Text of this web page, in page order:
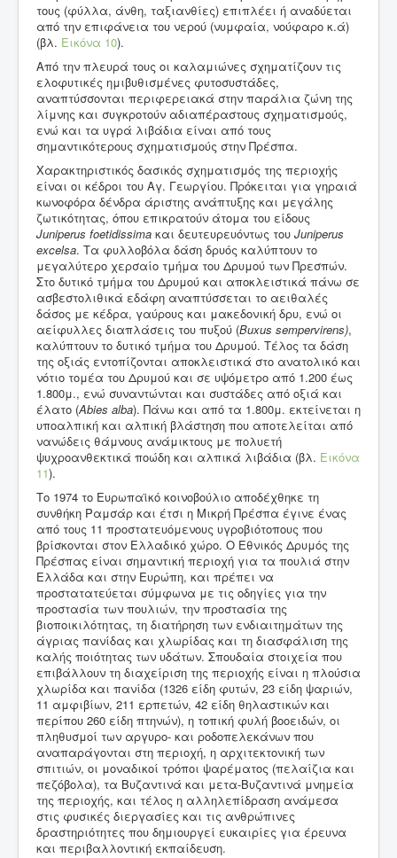
τους (φύλλα, άνθη, ταξιανθίες) επιπλέει ή αναδύεται
από την επιφάνεια του νερού (νυμφαία, νούφαρο κ.ά)
(βλ. Εικόνα 10).
Από την πλευρά τους οι καλαμιώνες σχηματίζουν τις
ελοφυτικές ημιβυθισμένες φυτοσυστάδες,
αναπτύσσονται περιφερειακά στην παράλια ζώνη της
λίμνης και συγκροτούν αδιαπέραστους σχηματισμούς,
ενώ και τα υγρά λιβάδια είναι από τους
σημαντικότερους σχηματισμούς στην Πρέσπα.
Χαρακτηριστικός δασικός σχηματισμός της περιοχής
είναι οι κέδροι του Αγ. Γεωργίου. Πρόκειται για γηραιά
κωνοφόρα δένδρα άριστης ανάπτυξης και μεγάλης
ζωτικότητας, όπου επικρατούν άτομα του είδους
Juniperus foetidissima και δευτευρευόντως του Juniperus
excelsa. Τα φυλλοβόλα δάση δρυός καλύπτουν το
μεγαλύτερο χερσαίο τμήμα του Δρυμού των Πρεσπών.
Στο δυτικό τμήμα του Δρυμού και αποκλειστικά πάνω σε
ασβεστολιθικά εδάφη αναπτύσσεται το αειθαλές
δάσος με κέδρα, γαύρους και μακεδονική δρυ, ενώ οι
αείφυλλες διαπλάσεις του πυξού (Buxus sempervirens),
καλύπτουν το δυτικό τμήμα του Δρυμού. Τέλος τα δάση
της οξιάς εντοπίζονται αποκλειστικά στο ανατολικό και
νότιο τομέα του Δρυμού και σε υψόμετρο από 1.200 έως
1.800μ., ενώ συναντώνται και συστάδες από οξιά και
έλατο (Abies alba). Πάνω και από τα 1.800μ. εκτείνεται η
υποαλπική και αλπική βλάστηση που αποτελείται από
νανώδεις θάμνους ανάμικτους με πολυετή
ψυχροανθεκτικά ποώδη και αλπικά λιβάδια (βλ. Εικόνα
11).
Tο 1974 το Ευρωπαϊκό κοινοβούλιο αποδέχθηκε τη
συνθήκη Ραμσάρ και έτσι η Μικρή Πρέσπα έγινε ένας
από τους 11 προστατευόμενους υγροβιότοπους που
βρίσκονται στον Ελλαδικό χώρο. Ο Εθνικός Δρυμός της
Πρέσπας είναι σημαντική περιοχή για τα πουλιά στην
Ελλάδα και στην Ευρώπη, και πρέπει να
προστατατεύεται σύμφωνα με τις οδηγίες για την
προστασία των πουλιών, την προστασία της
βιοποικιλότητας, τη διατήρηση των ενδιαιτημάτων της
άγριας πανίδας και χλωρίδας και τη διασφάλιση της
καλής ποιότητας των υδάτων. Σπουδαία στοιχεία που
επιβάλλουν τη διαχείριση της περιοχής είναι η πλούσια
χλωρίδα και πανίδα (1326 είδη φυτών, 23 είδη ψαριών,
11 αμφιβίων, 211 ερπετών, 42 είδη θηλαστικών και
περίπου 260 είδη πτηνών), η τοπική φυλή βοοειδών, οι
πληθυσμοί των αργυρο- και ροδοπελεκάνων που
αναπαράγονται στη περιοχή, η αρχιτεκτονική των
σπιτιών, οι μοναδικοί τρόποι ψαρέματος (πελαίζια και
πεζόβολα), τα Βυζαντινά και μετα-Βυζαντινά μνημεία
της περιοχής, και τέλος η αλληλεπίδραση ανάμεσα
στις φυσικές διεργασίες και τις ανθρώπινες
δραστηριότητες που δημιουργεί ευκαιρίες για έρευνα
και περιβαλλοντική εκπαίδευση.